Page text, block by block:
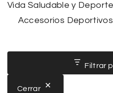
Vida Saludable y Deporte
Accesorios Deportivos
Filtrar
Cerrar